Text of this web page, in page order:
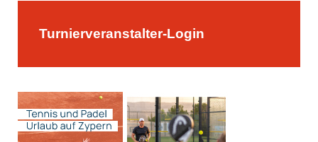
Turnierveranstalter-Login